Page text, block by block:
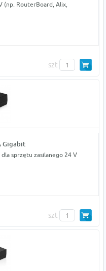
(np. RouterBoard, Alix,
szt
Gigabit
sprzętu zasilanego 24 V
szt